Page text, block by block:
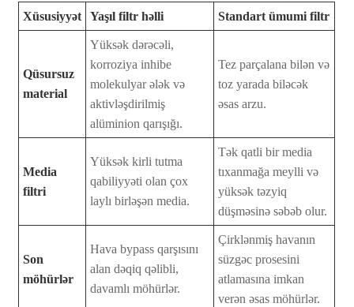
Xüsusiyyət Yaşıl filtr həlli Standart ümumi filtr
Qüsursuz
material
Yüksək dərəcəli,
korroziya inhibe
molekulyar ələk və
aktivləşdirilmiş
alüminion qarışığı.
Tez parçalana bilən və
toz yarada biləcək
əsas arzu.
Media
filtri
Yüksək kirli tutma
qabiliyyəti olan çox
laylı birləşən media.
Tək qatli bir media
tıxanmağa meylli və
yüksək təzyiq
düşməsinə səbəb olur.
Son
möhürlər
Hava bypass qarşısını
alan dəqiq qəlibli,
davamlı möhürlər.
Çirklənmiş havanın
süzgəc prosesini
atlamasına imkan
verən əsas möhürlər.